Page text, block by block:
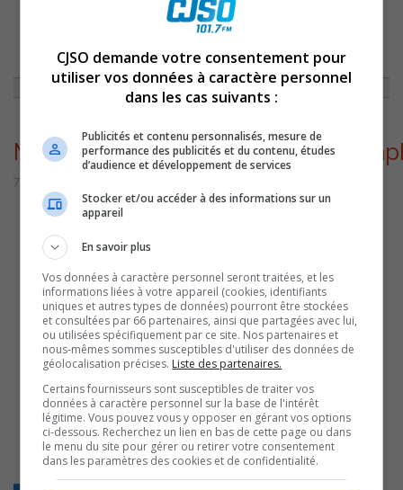
BIENTÔT EN VEDETTE À LA MAISON DE LA CULTURE DE SAINT-ROCH-DE-
RICHELIEU» MAISONCULTURESAINTROCHPHOTOGRAPHESCEGEP
7 février 2023 | Par Sylvain Rochon
CJSO demande votre consentement pour
utiliser vos données à caractère personnel
dans les cas suivants :
Publicités et contenu personnalisés, mesure de
performance des publicités et du contenu, études
d’audience et développement de services
Stocker et/ou accéder à des informations sur un
appareil
En savoir plus
Vos données à caractère personnel seront traitées, et les
informations liées à votre appareil (cookies, identifiants
uniques et autres types de données) pourront être stockées
et consultées par 66 partenaires, ainsi que partagées avec lui,
ou utilisées spécifiquement par ce site. Nos partenaires et
nous-mêmes sommes susceptibles d'utiliser des données de
géolocalisation précises. Liste des partenaires.
Certains fournisseurs sont susceptibles de traiter vos
données à caractère personnel sur la base de l'intérêt
légitime. Vous pouvez vous y opposer en gérant vos options
ci-dessous. Recherchez un lien en bas de cette page ou dans
le menu du site pour gérer ou retirer votre consentement
dans les paramètres des cookies et de confidentialité.